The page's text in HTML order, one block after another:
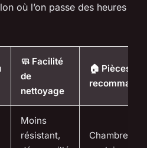
où l’on passe des heures
🧼 Facilité
de
nettoyage
🏠 Pièces
Moins
résistant,
Chambres,